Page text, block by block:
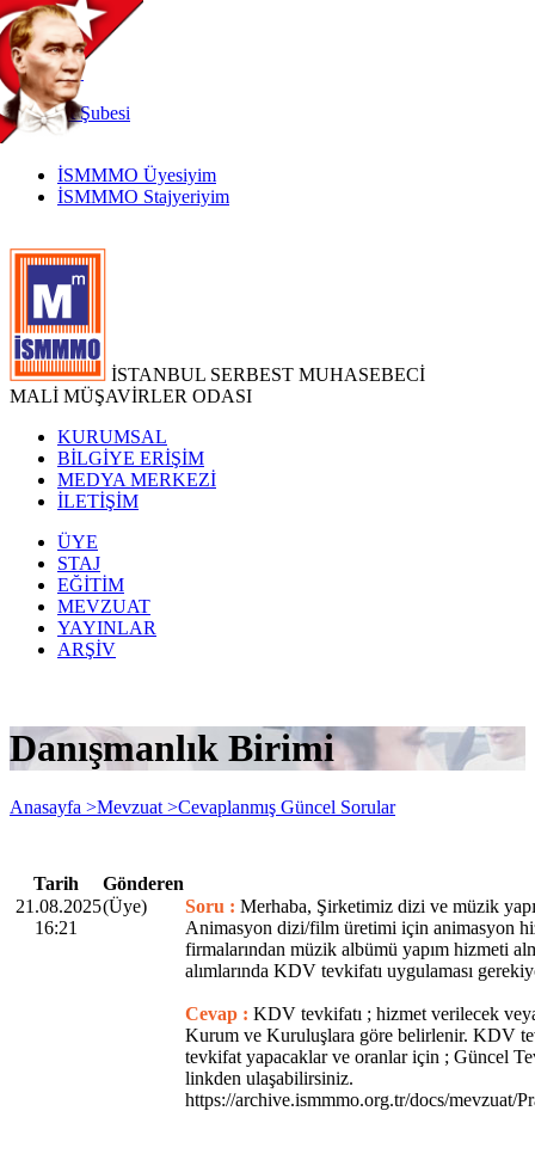
TR
|
EN
İnternetŞubesi
İSMMMO Üyesiyim
İSMMMO Stajyeriyim
İSTANBUL SERBEST MUHASEBECİ
MALİ MÜŞAVİRLER ODASI
KURUMSAL
BİLGİYE ERİŞİM
MEDYA MERKEZİ
İLETİŞİM
ÜYE
STAJ
EĞİTİM
MEVZUAT
YAYINLAR
ARŞİV
Danışmanlık Birimi
Anasayfa >Mevzuat >Cevaplanmış Güncel Sorular
Tarih
Gönderen
21.08.2025
16:21
(Üye) Soru : Merhaba, Şirketimiz dizi ve müzik
Animasyon dizi/film üretimi için animasyon
firmalarından müzik albümü yapım hizmeti
alımlarında KDV tevkifatı uygulaması
Cevap : KDV tevkifatı ; hizmet verilecek
Kurum ve Kuruluşlara göre belirlenir. KDV
tevkifat yapacaklar ve oranlar için ; Güncel
linkden ulaşabilirsiniz.
https://archive.ismmmo.org.tr/docs/mevzuat/